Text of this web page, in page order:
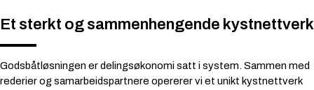
Et sterkt og sammenhengende kystnettverk
Godsbåtløsningen er delingsøkonomi satt i system. Sammen med
rederier og samarbeidspartnere opererer vi et unikt kystnettverk